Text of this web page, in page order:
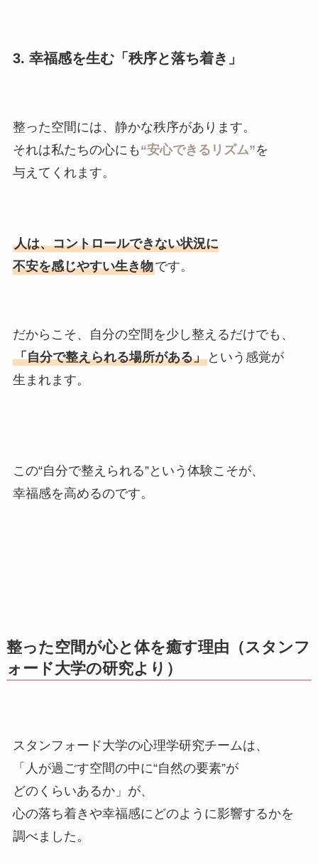
3. 幸福感を生む「秩序と落ち着き」
整った空間には、静かな秩序があります。
それは私たちの心にも “安心できるリズム”を
与えてくれます。
人は、コントロールできない状況に
不安を感じやすい生き物です。
だからこそ、自分の空間を少し整えるだけでも、
「自分で整えられる場所がある」という感覚が
生まれます。
この“自分で整えられる”という体験こそが、
幸福感を高めるのです。
整った空間が心と体を癒す理由（スタンフ
ォード大学の研究より）
スタンフォード大学の心理学研究チームは、
「人が過ごす空間の中に“自然の要素”が
どのくらいあるか」が、
心の落ち着きや幸福感にどのように影響するかを
調べました。